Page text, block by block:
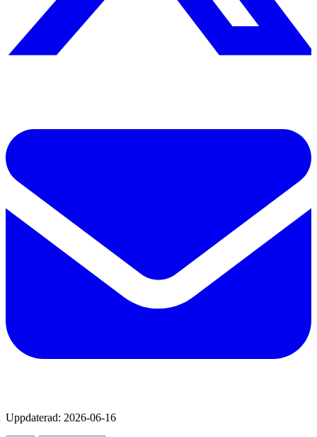
Uppdaterad: 2026-06-16